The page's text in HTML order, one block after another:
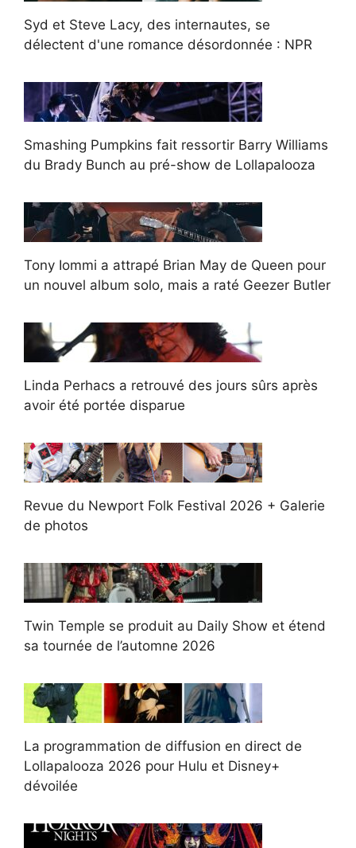
Syd et Steve Lacy, des internautes, se
délectent d'une romance désordonnée : NPR
Smashing Pumpkins fait ressortir Barry Williams
du Brady Bunch au pré-show de Lollapalooza
Tony Iommi a attrapé Brian May de Queen pour
un nouvel album solo, mais a raté Geezer Butler
Linda Perhacs a retrouvé des jours sûrs après
avoir été portée disparue
Revue du Newport Folk Festival 2026 + Galerie
de photos
Twin Temple se produit au Daily Show et étend
sa tournée de l’automne 2026
La programmation de diffusion en direct de
Lollapalooza 2026 pour Hulu et Disney+
dévoilée